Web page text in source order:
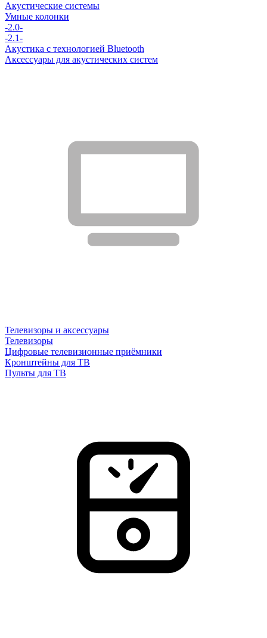
Акустические системы
Умные колонки
-2.0-
-2.1-
Акустика с технологией Bluetooth
Аксессуары для акустических систем
Телевизоры и аксессуары
Телевизоры
Цифровые телевизионные приёмники
Кронштейны для ТВ
Пульты для ТВ